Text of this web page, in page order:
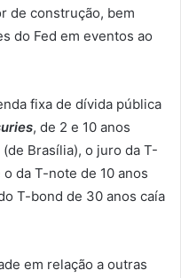
de construção, bem
do Fed em eventos ao
fixa de dívida pública
, de 2 e 10 anos
Brasília), o juro da T-
da T-note de 10 anos
T-bond de 30 anos caía
em relação a outras